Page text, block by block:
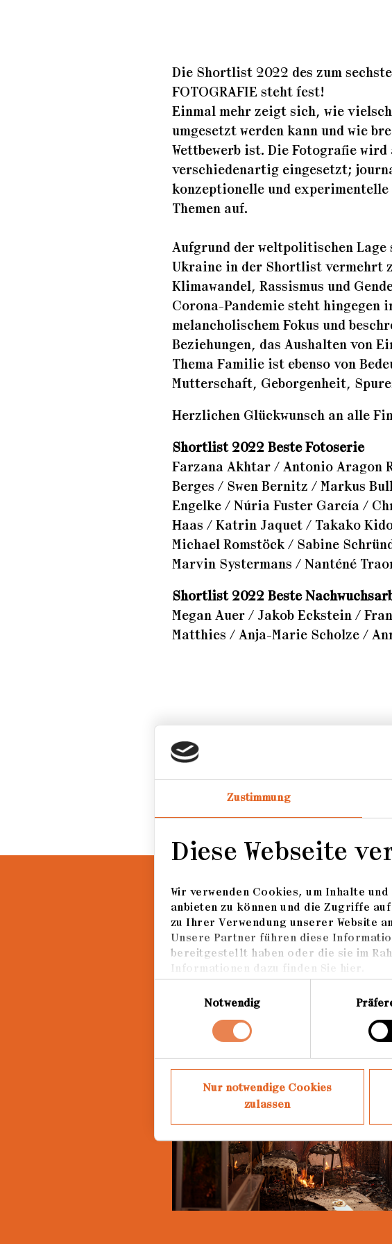
Zustimmung
Diese Webseite
Wir verwenden Cookies, um Inhalte
anbieten zu können und die Zugriffe
zu Ihrer Verwendung unserer Website
Unsere Partner führen diese
bereitgestellt haben oder die sie im
Informationen dazu finden Sie hier.
Notwendig
Nur notwendige Cookies
zulassen
Die Shortlist 2022 des zum
FOTOGRAFIE steht fest!
Einmal mehr zeigt sich, wie
umgesetzt werden kann und wie
Wettbewerb ist. Die Fotografie
verschiedenartig eingesetzt;
konzeptionelle und
Themen auf.
Aufgrund der weltpolitischen
Ukraine in der Shortlist vermehrt
Klimawandel, Rassismus und
Corona-Pandemie steht hingegen
melancholischem Fokus und
Beziehungen, das Aushalten von
Thema Familie ist ebenso von
Mutterschaft, Geborgenheit,
Herzlichen Glückwunsch an alle
Shortlist 2022 Beste Fotoserie
Farzana Akhtar / Antonio Aragon
Berges / Swen Bernitz / Markus
Engelke / Núria Fuster García /
Haas / Katrin Jaquet / Takako
Michael Romstöck / Sabine
Marvin Systermans / Nanténé
Shortlist 2022 Beste
Megan Auer / Jakob Eckstein /
Matthies / Anja-Marie Scholze /
Konzept inhaltlich zusammengefasst
Loading...